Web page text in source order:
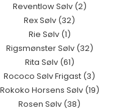
Reventlow Sølv (2)
Rex Sølv (32)
Rie Sølv (1)
Rigsmønster Sølv (32)
Rita Sølv (61)
Rococo Sølv Frigast (3)
Rokoko Horsens Sølv (19)
Rosen Sølv (38)